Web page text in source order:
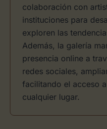
colaboración con
instituciones para
exploren las
Además, la galería
presencia online a
redes sociales,
facilitando el acceso
cualquier lugar.